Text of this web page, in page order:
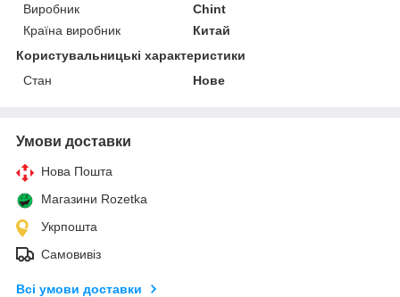
Виробник
Chint
Країна виробник
Китай
Користувальницькі характеристики
Стан
Нове
Умови доставки
Нова Пошта
Магазини Rozetka
Укрпошта
Самовивіз
Всі умови доставки